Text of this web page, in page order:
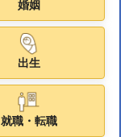
婚姻
出生
就職・転職